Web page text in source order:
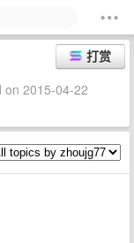
打赏
on 2015-04-22